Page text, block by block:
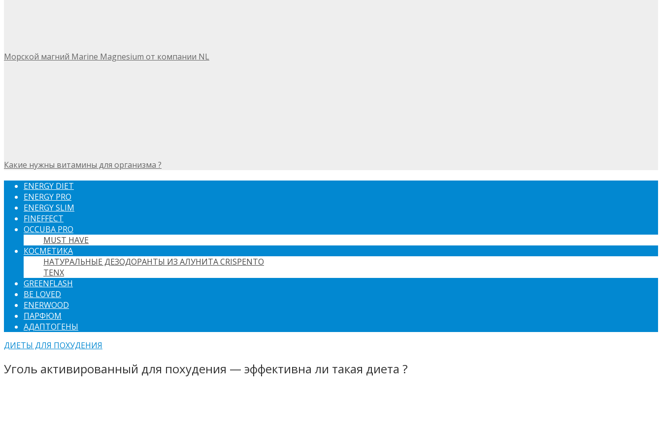
Морской магний Marine Magnesium от компании NL
Какие нужны витамины для организма ?
ENERGY DIET
ENERGY PRO
ENERGY SLIM
FINEFFECT
OCCUBA PRO
MUST HAVE
КОСМЕТИКА
НАТУРАЛЬНЫЕ ДЕЗОДОРАНТЫ ИЗ АЛУНИТА CRISPENTO
TENX
GREENFLASH
BE LOVED
ENERWOOD
ПАРФЮМ
АДАПТОГЕНЫ
ДИЕТЫ ДЛЯ ПОХУДЕНИЯ
Уголь активированный для похудения — эффективна ли такая диета ?